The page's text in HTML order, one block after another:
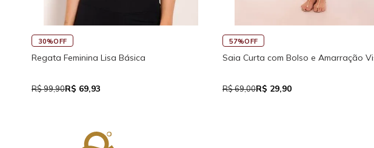
57%OFF
Saia Curta com Bolso e Amarração Visco
R$ 69,00R$ 29,90
45%OFF
Saia Curta Reta com Cós
R$ 69,00R$ 37,95